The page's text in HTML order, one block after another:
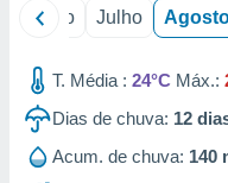
Junho Julho
T. Média : 24°C Máx.:
Dias de chuva: 12
Acum. de chuva: 140